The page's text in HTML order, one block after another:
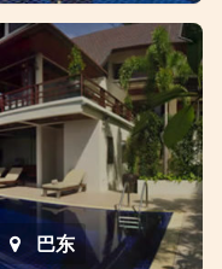
view
bedrooms,
with
and each one
IPod dock
巴东